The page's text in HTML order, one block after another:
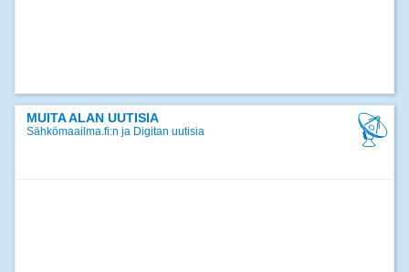
MUITA ALAN UUTISIA
Sähkömaailma.fi:n ja Digitan uutisia